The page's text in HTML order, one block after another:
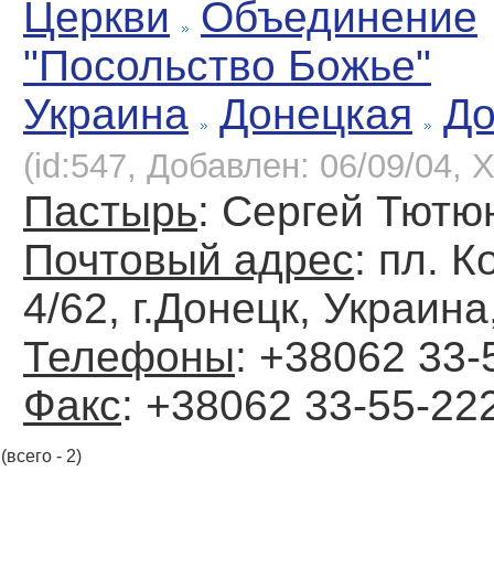
Церкви
Объединение
"Посольство Божье"
Украина
Донецкая
(id:547, Добавлен: 06/09/04,
Пастырь: Сергей
Почтовый адрес: пл.
4/62, г.Донецк,
Телефоны: +38062 33-
Факс: +38062 33-55-
(всего - 2)